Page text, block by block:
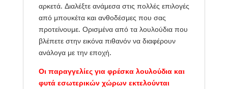
αρκετά. Διαλέξτε ανάμεσα στις πολλές επιλογές
από μπουκέτα και ανθοδέσμες που σας
προτείνουμε. Ορισμένα από τα λουλούδια που
βλέπετε στην εικόνα πιθανόν να διαφέρουν
ανάλογα με την εποχή.
Οι παραγγελίες για φρέσκα λουλούδια και
φυτά εσωτερικών χώρων εκτελούνται